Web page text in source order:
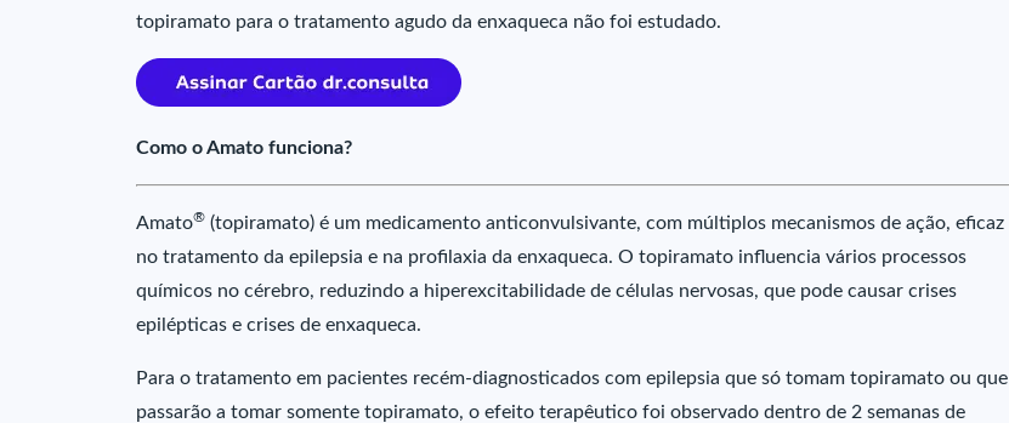
topiramato para o tratamento agudo da enxaqueca não foi estudado.
Como o Amato funciona?
Amato® (topiramato) é um medicamento anticonvulsivante, com múltiplos mecanismos de ação, eficaz
no tratamento da epilepsia e na profilaxia da enxaqueca. O topiramato influencia vários processos
químicos no cérebro, reduzindo a hiperexcitabilidade de células nervosas, que pode causar crises
epilépticas e crises de enxaqueca.
Para o tratamento em pacientes recém-diagnosticados com epilepsia que só tomam topiramato ou que
passarão a tomar somente topiramato, o efeito terapêutico foi observado dentro de 2 semanas de